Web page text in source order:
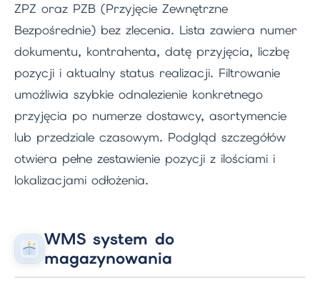
ZPZ oraz PZB (Przyjęcie Zewnętrzne
Bezpośrednie) bez zlecenia. Lista zawiera numer
dokumentu, kontrahenta, datę przyjęcia, liczbę
pozycji i aktualny status realizacji. Filtrowanie
umożliwia szybkie odnalezienie konkretnego
przyjęcia po numerze dostawcy, asortymencie
lub przedziale czasowym. Podgląd szczegółów
otwiera pełne zestawienie pozycji z ilościami i
lokalizacjami odłożenia.
WMS system do
magazynowania